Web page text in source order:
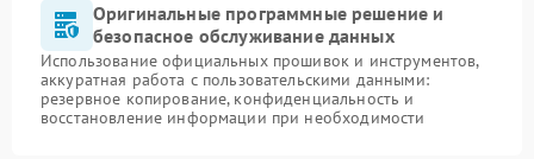
Оригинальные программные решение и
безопасное обслуживание данных
Использование официальных прошивок и инструментов,
аккуратная работа с пользовательскими данными:
резервное копирование, конфиденциальность и
восстановление информации при необходимости